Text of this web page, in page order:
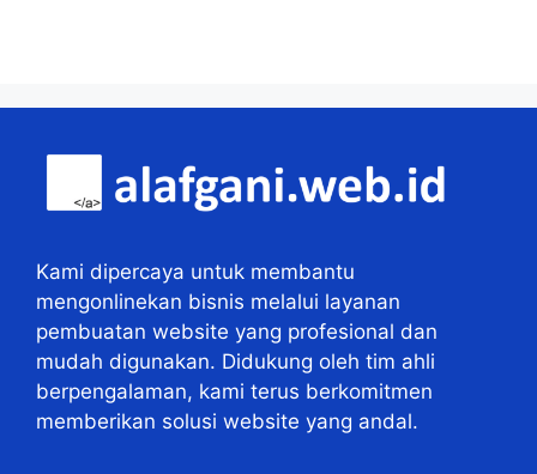
Kami dipercaya untuk membantu
mengonlinekan bisnis melalui layanan
pembuatan website yang profesional dan
mudah digunakan. Didukung oleh tim ahli
berpengalaman, kami terus berkomitmen
memberikan solusi website yang andal.